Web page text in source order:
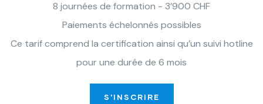
8 journées de formation - 3’900 CHF
Paiements échelonnés possibles
Ce tarif comprend la certification ainsi qu’un suivi hotline
pour une durée de 6 mois
S'INSCRIRE